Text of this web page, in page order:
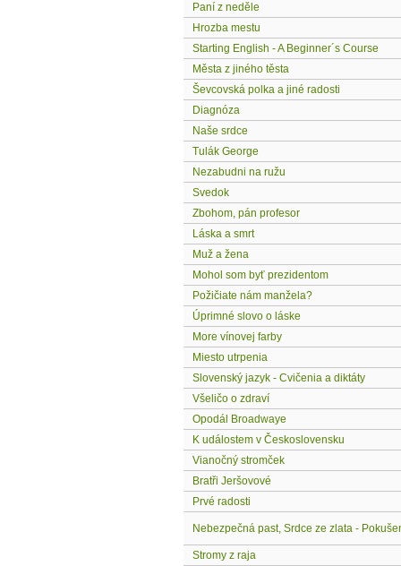
Paní z neděle
Hrozba mestu
Starting English - A Beginner´s Course
Města z jiného těsta
Ševcovská polka a jiné radosti
Diagnóza
Naše srdce
Tulák George
Nezabudni na ružu
Svedok
Zbohom, pán profesor
Láska a smrt
Muž a žena
Mohol som byť prezidentom
Požičiate nám manžela?
Úprimné slovo o láske
More vínovej farby
Miesto utrpenia
Slovenský jazyk - Cvičenia a diktáty
Všeličo o zdraví
Opodál Broadwaye
K událostem v Československu
Vianočný stromček
Bratři Jeršovové
Prvé radosti
Nebezpečná past, Srdce ze zlata -
Stromy z raja